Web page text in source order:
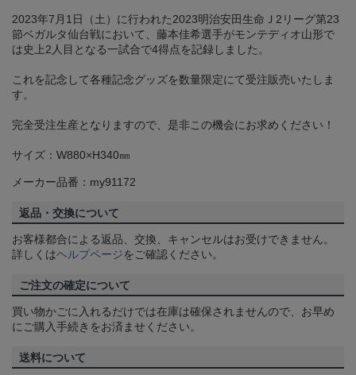
2023年7月1日（土）に行われた2023明治安田生命Ｊ2リーグ第23
節ベガルタ仙台戦において、藤本佳希選手がモンテディオ山形で
は史上2人目となる一試合で4得点を記録しました。
これを記念して各種記念グッズを数量限定にて受注販売いたしま
す。
完全受注生産となりますので、是非この機会にお求めください！
サイズ：W880×H340㎜
メーカー品番：my91172
返品・交換について
お客様都合による返品、交換、キャンセルはお受けできません。
詳しくはヘルプページをご確認ください。
ご注文の確定について
買い物かごに入れるだけでは在庫は確保されませんので、お早め
にご購入手続きをお済ませください。
送料について